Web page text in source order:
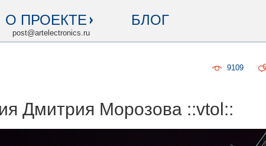
О ПРОЕКТЕ
post@artelectronics.ru
БЛОГ
9109
Дмитрия Морозова ::vtol::